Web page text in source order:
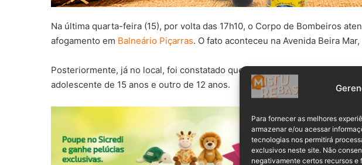
Para fornecer as melhores
armazenar e/ou acessar
tecnologias nos permitirá
exclusivos neste site. Não
negativamente certos recursos e
Na última quarta-feira (15), por volta das 17h10, o Corpo de Bombeiros
afogamento em Balneário Piçarras. O fato aconteceu na Avenida Beira
Posteriormente, já no local, foi constatado que duas pessoas haviam se
adolescente de 15 anos e outro de 12 anos.